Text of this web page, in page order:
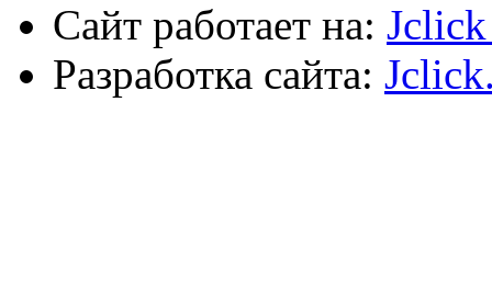
Сайт работает на:
Разработка сайта: